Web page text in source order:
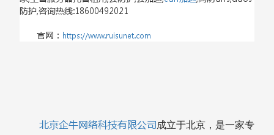
防护,咨询热线:18600492021
官网： https://www.ruisunet.com
北京企牛网络科技有限公司成立于北京，是一家专